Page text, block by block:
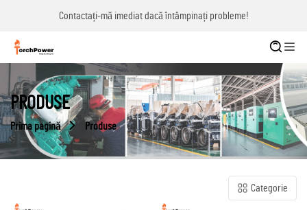
Contactați-mă imediat dacă întâmpinați probleme!
PRODUSE
Prima pagină Produse
Categorie